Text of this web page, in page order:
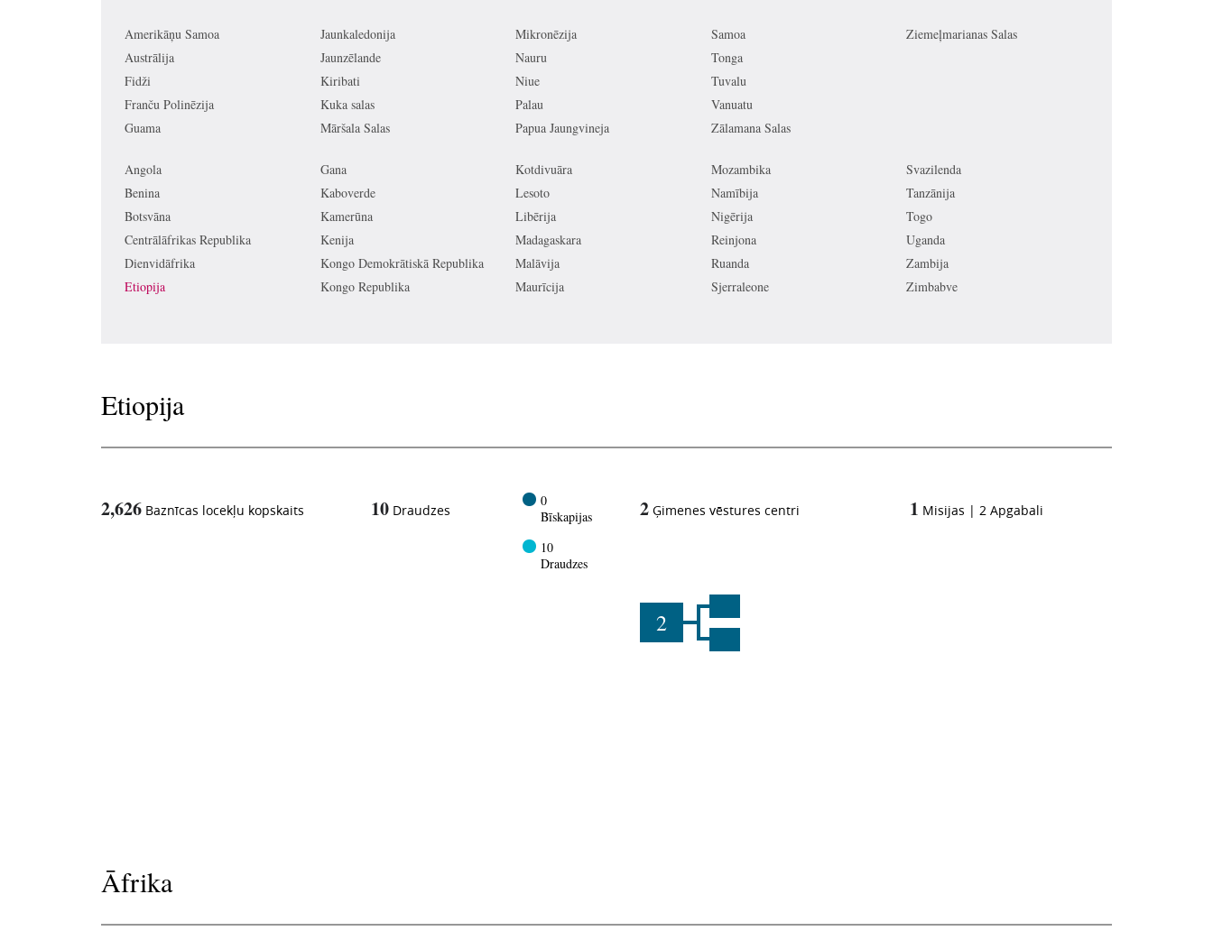
Amerikāņu Samoa
Austrālija
Fidži
Franču Polinēzija
Guama
Jaunkaledonija
Jaunzēlande
Kiribati
Kuka salas
Māršala Salas
Mikronēzija
Nauru
Niue
Palau
Papua Jaungvineja
Samoa
Tonga
Tuvalu
Vanuatu
Zālamana Salas
Ziemeļmarianas Salas
Angola
Benina
Botsvāna
Centrālāfrikas Republika
Dienvidāfrika
Etiopija
Gana
Kaboverde
Kamerūna
Kenija
Kongo Demokrātiskā Republika
Kongo Republika
Kotdivuāra
Lesoto
Libērija
Madagaskara
Malāvija
Maurīcija
Mozambika
Namībija
Nigērija
Reinjona
Ruanda
Sjerraleone
Svazilenda
Tanzānija
Togo
Uganda
Zambija
Zimbabve
Etiopija
2,626 Baznīcas locekļu kopskaits 10 Draudzes
0
Bīskapijas
10
Draudzes
2 Ģimenes vēstures centri
2
1 Misijas | 2 Apgabali
Āfrika